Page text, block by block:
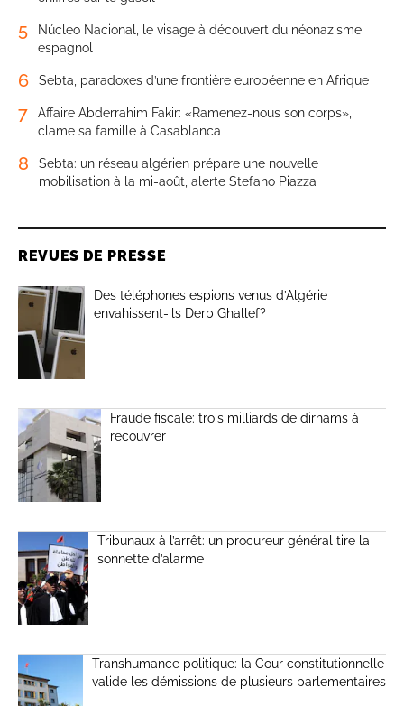
5
Núcleo Nacional, le visage à découvert du néonazisme
espagnol
6 Sebta, paradoxes d’une frontière européenne en Afrique
7
Affaire Abderrahim Fakir: «Ramenez-nous son corps»,
clame sa famille à Casablanca
8
Sebta: un réseau algérien prépare une nouvelle
mobilisation à la mi-août, alerte Stefano Piazza
REVUES DE PRESSE
Des téléphones espions venus d’Algérie
envahissent-ils Derb Ghallef?
Fraude fiscale: trois milliards de dirhams à
recouvrer
Tribunaux à l’arrêt: un procureur général tire la
sonnette d’alarme
Transhumance politique: la Cour constitutionnelle
valide les démissions de plusieurs parlementaires